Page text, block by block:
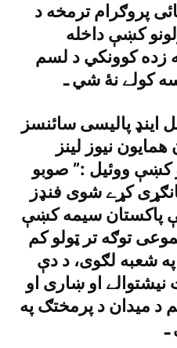
پروګرام ترمخه د
کښې داخله
زده کوونکي د لسم
کولے نۀ شي ـ
پاليسى سائنسز
نيوز لينز
کښې ووئيل :” صوبو
کړے شوى فنډز
پاکستان سيمه کښې
توګه تر ټولو کم
په شعبه لګوى، د دې
او ښارى او
د ميدان د پرمختګ په